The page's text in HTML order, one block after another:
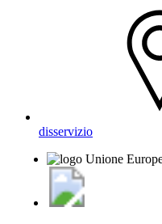
disservizio